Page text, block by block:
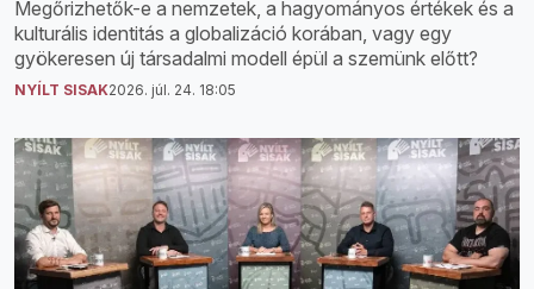
Megőrizhetők-e a nemzetek, a hagyományos értékek és a
kulturális identitás a globalizáció korában, vagy egy
gyökeresen új társadalmi modell épül a szemünk előtt?
NYÍLT SISAK2026. júl. 24. 18:05